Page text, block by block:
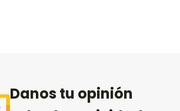
Danos tu opinión